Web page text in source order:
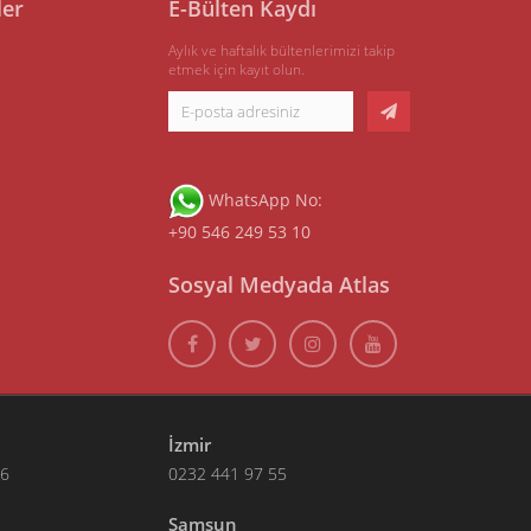
E-Bülten Kaydı
Aylık ve haftalık bültenlerimizi takip
etmek için kayıt olun.
WhatsApp No:
+90 546 249 53 10
Sosyal Medyada Atlas
İzmir
0232 441 97 55
Samsun